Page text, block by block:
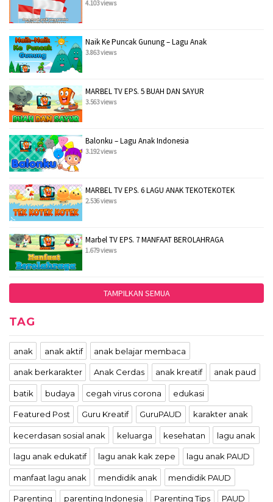
4.103 views
Naik Ke Puncak Gunung – Lagu Anak
3.863 views
MARBEL TV EPS. 5 BUAH DAN SAYUR
3.563 views
Balonku – Lagu Anak Indonesia
3.192 views
MARBEL TV EPS. 6 LAGU ANAK TEKOTEKOTEK
2.536 views
Marbel TV EPS. 7 MANFAAT BEROLAHRAGA
1.679 views
TAMPILKAN SEMUA
TAG
anak anak aktif anak belajar membaca
anak berkarakter Anak Cerdas anak kreatif anak paud
batik budaya cegah virus corona edukasi
Featured Post Guru Kreatif GuruPAUD karakter anak
kecerdasan sosial anak keluarga kesehatan lagu anak
lagu anak edukatif lagu anak kak zepe lagu anak PAUD
manfaat lagu anak mendidik anak mendidik PAUD
Parenting parenting Indonesia Parenting Tips PAUD